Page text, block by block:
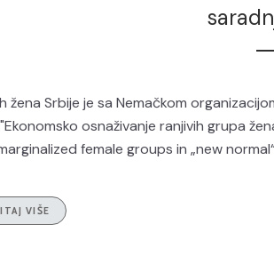
žena Srbije je sa Nemačkom
osnaživanje ranjivih grupa
female groups in „new
VIŠE